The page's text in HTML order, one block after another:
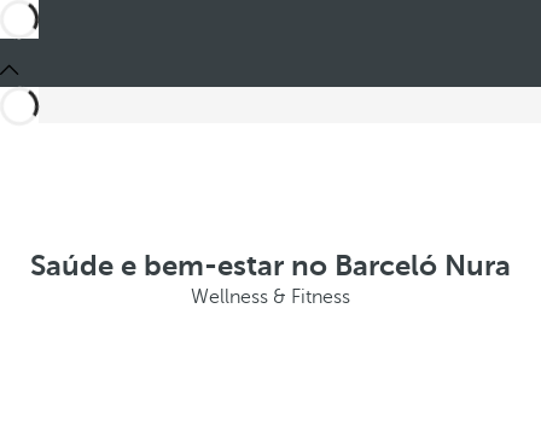
Saúde e bem-estar no Barceló Nura
Wellness & Fitness